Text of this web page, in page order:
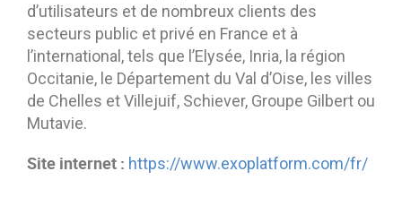
d’utilisateurs et de nombreux clients des
secteurs public et privé en France et à
l’international, tels que l’Elysée, Inria, la région
Occitanie, le Département du Val d’Oise, les villes
de Chelles et Villejuif, Schiever, Groupe Gilbert ou
Mutavie.
Site internet : https://www.exoplatform.com/fr/